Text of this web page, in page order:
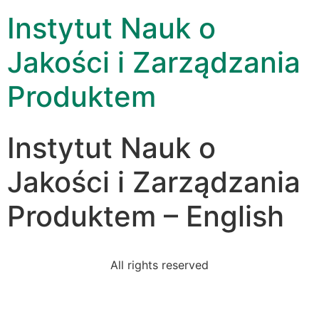
Instytut Nauk o
Jakości i Zarządzania
Produktem
Instytut Nauk o
Jakości i Zarządzania
Produktem – English
All rights reserved